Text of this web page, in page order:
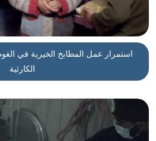
استمرار عمل المطابخ الخيرية في
الكارثية